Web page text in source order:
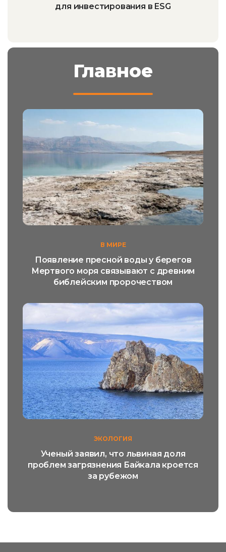
для инвестирования в ESG
Главное
В МИРЕ
Появление пресной воды у берегов
Мертвого моря связывают с древним
библейским пророчеством
ЭКОЛОГИЯ
Ученый заявил, что львиная доля
проблем загрязнения Байкала кроется
за рубежом